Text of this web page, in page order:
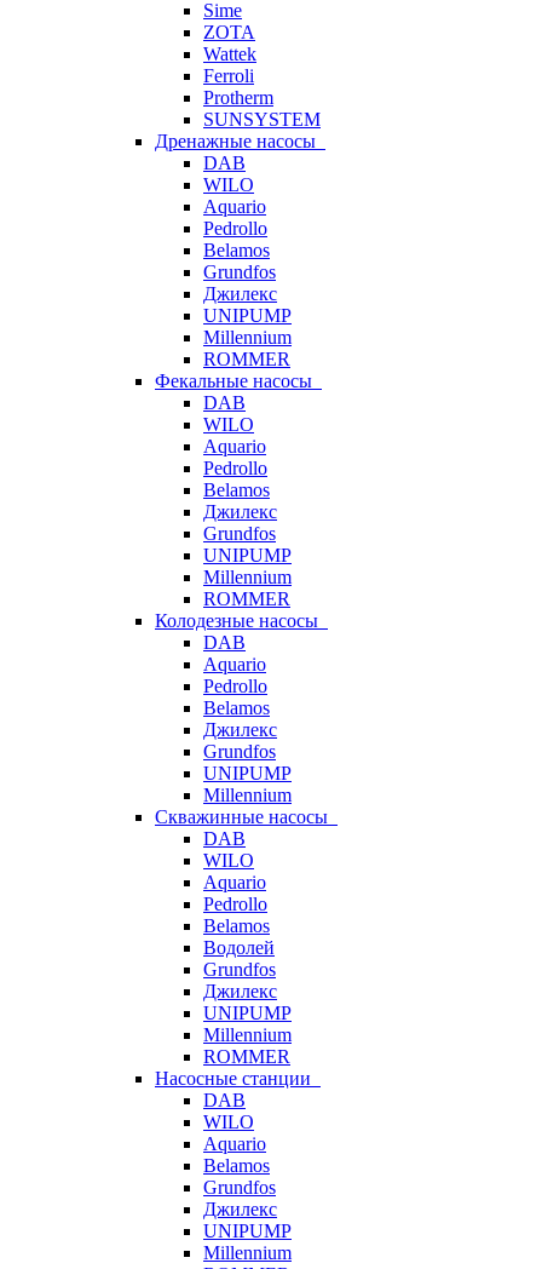
Sime
ZOTA
Wattek
Ferroli
Protherm
SUNSYSTEM
Дренажные насосы
DAB
WILO
Aquario
Pedrollo
Belamos
Grundfos
Джилекс
UNIPUMP
Millennium
ROMMER
Фекальные насосы
DAB
WILO
Aquario
Pedrollo
Belamos
Джилекс
Grundfos
UNIPUMP
Millennium
ROMMER
Колодезные насосы
DAB
Aquario
Pedrollo
Belamos
Джилекс
Grundfos
UNIPUMP
Millennium
Скважинные насосы
DAB
WILO
Aquario
Pedrollo
Belamos
Водолей
Grundfos
Джилекс
UNIPUMP
Millennium
ROMMER
Насосные станции
DAB
WILO
Aquario
Belamos
Grundfos
Джилекс
UNIPUMP
Millennium